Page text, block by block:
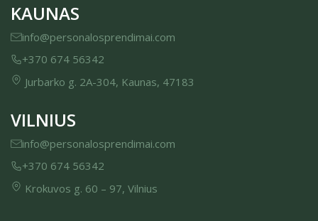
KAUNAS
info@personalosprendimai.com
+370 674 56342
Jurbarko g. 2A-304, Kaunas, 47183
VILNIUS
info@personalosprendimai.com
+370 674 56342
Krokuvos g. 60 – 97, Vilnius